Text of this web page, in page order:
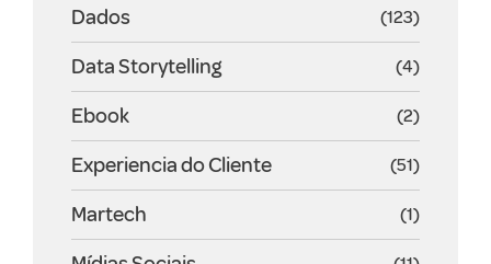
Dados (123)
Data Storytelling (4)
Ebook (2)
Experiencia do Cliente (51)
Martech (1)